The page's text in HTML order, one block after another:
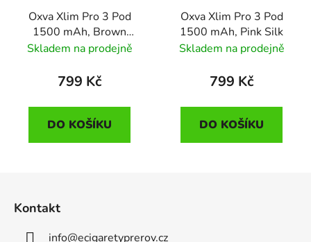
Oxva Xlim Pro 3 Pod
1500 mAh, Brown
Leather
Skladem na prodejně
799 Kč
DO KOŠÍKU
Oxva Xlim Pro 3 Pod
1500 mAh, Pink Silk
Skladem na prodejně
799 Kč
DO KOŠÍKU
Kontakt
info@ecigaretyprerov.cz